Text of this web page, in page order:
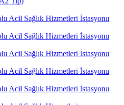
Acil Sağlık Hizmetleri İstasyonu
Acil Sağlık Hizmetleri İstasyonu
Acil Sağlık Hizmetleri İstasyonu
Acil Sağlık Hizmetleri İstasyonu
Acil Sağlık Hizmetleri İstasyonu